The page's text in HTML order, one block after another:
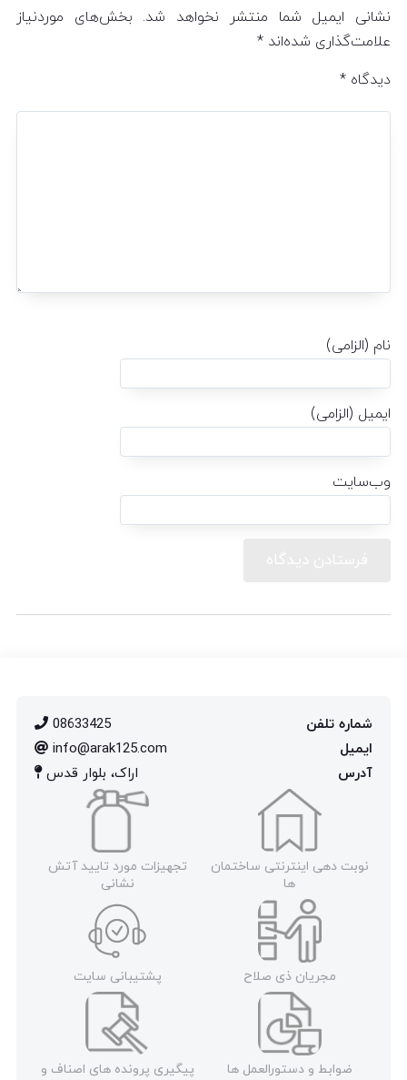
نشانی ایمیل شما منتشر نخواهد شد. بخش‌های موردنیاز
علامت‌گذاری شده‌اند *
دیدگاه *
نام (الزامی)
ایمیل (الزامی)
وب‌سایت
شماره تلفن
08633425
ایمیل
info@arak125.com
آدرس
اراک، بلوار قدس
نوبت دهی اینترنتی ساختمان
ها
تجهیزات مورد تایید آتش
نشانی
مجریان ذی صلاح پشتیبانی سایت
ضوابط و دستورالعمل ها
پیگیری پرونده های اصناف و